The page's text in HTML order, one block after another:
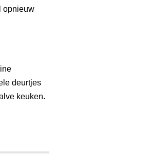
opnieuw
deurtjes
keuken.